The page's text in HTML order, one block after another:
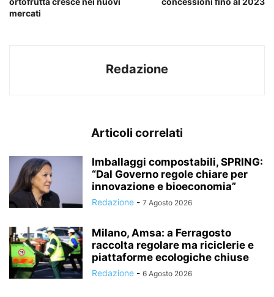
mercati
Redazione
Articoli correlati
Imballaggi compostabili, SPRING:
“Dal Governo regole chiare per
innovazione e bioeconomia”
Redazione - 7 Agosto 2026
Milano, Amsa: a Ferragosto
raccolta regolare ma riciclerie e
piattaforme ecologiche chiuse
Redazione - 6 Agosto 2026